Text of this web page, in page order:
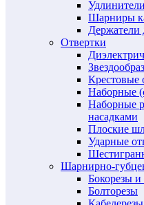
Шарниры
Держатели
Отвертки
Крестовые
Наборные
Наборные
насадками
Плоские
Ударные
Шарнирно-
Бокорезы и
Болторезы